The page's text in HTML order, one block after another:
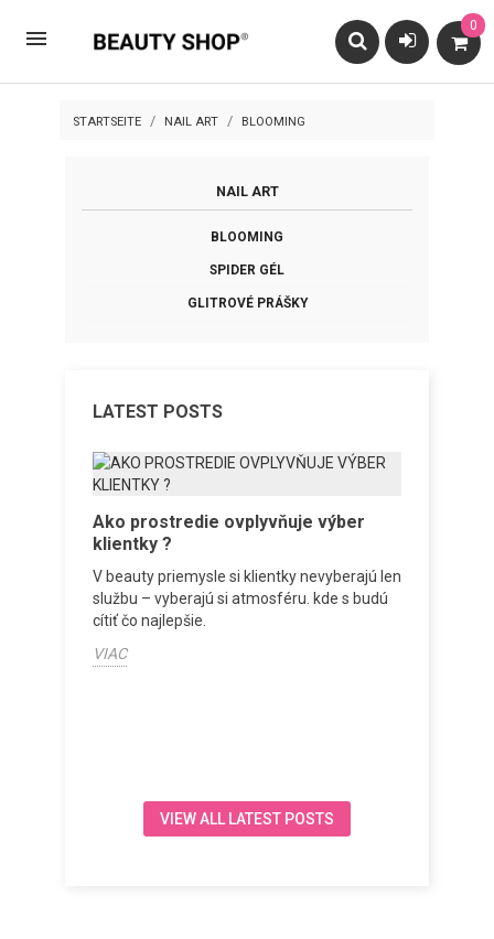
 0
STARTSEITE NAIL ART BLOOMING
NAIL ART
BLOOMING
SPIDER GÉL
GLITROVÉ PRÁŠKY
LATEST POSTS
Ako prostredie ovplyvňuje výber
klientky ?
V beauty priemysle si klientky nevyberajú len
službu – vyberajú si atmosféru. kde s budú
cítiť čo najlepšie.
VIAC
VIEW ALL LATEST POSTS